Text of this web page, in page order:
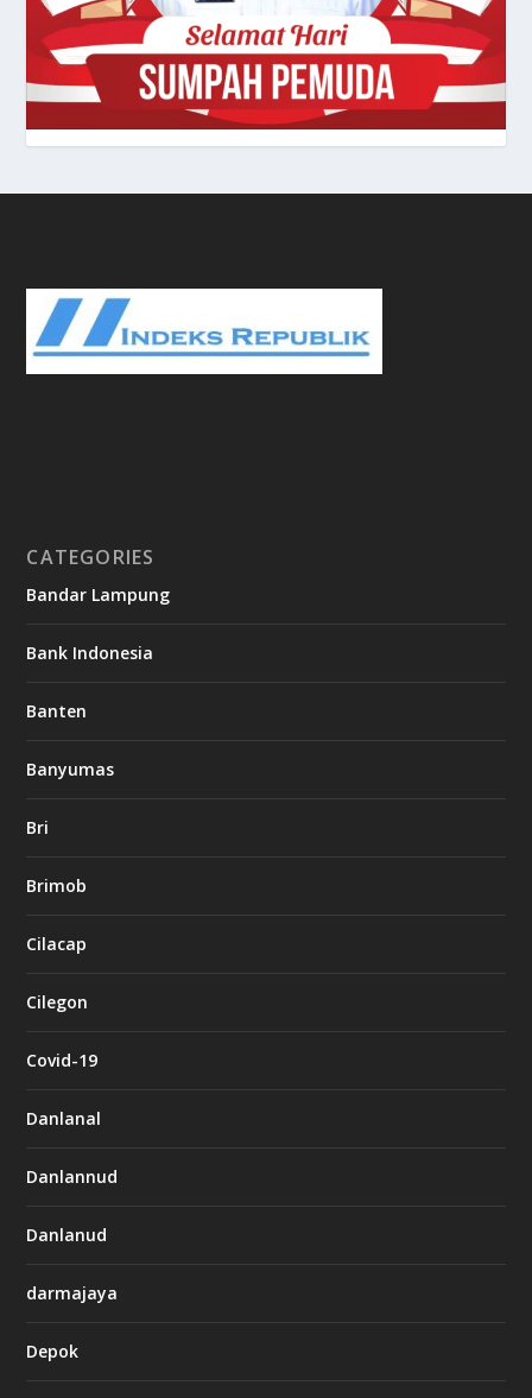
CATEGORIES
Bandar Lampung
Bank Indonesia
Banten
Banyumas
Bri
Brimob
Cilacap
Cilegon
Covid-19
Danlanal
Danlannud
Danlanud
darmajaya
Depok